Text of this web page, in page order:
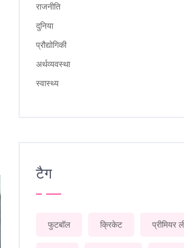
राजनीति
दुनिया
प्रौद्योगिकी
अर्थव्यवस्था
स्वास्थ्य
टैग
फुटबॉल क्रिकेट प्रीमियर